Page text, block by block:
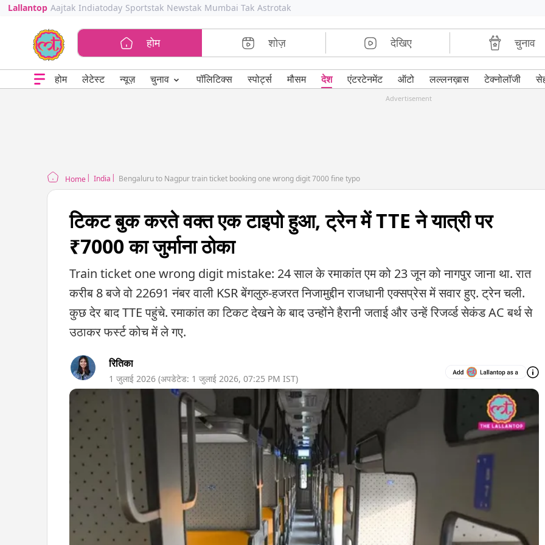
Lallantop Aajtak Indiatoday Sportstak Newstak Mumbai Tak Astrotak
होम शोज़ देखिए चुनाव
होम लेटेस्ट न्यूज़ चुनाव ⌄ पॉलिटिक्स स्पोर्ट्स मौसम देश एंटरटेनमेंट ऑटो लल्लनख़ास टेक्नोलॉजी
Advertisement
Home India Bengaluru to Nagpur train ticket booking one wrong digit 7000 fine typo
टिकट बुक करते वक्त एक टाइपो हुआ, ट्रेन में TTE ने यात्री पर
₹7000 का जुर्माना ठोका
Train ticket one wrong digit mistake: 24 साल के रमाकांत एम को 23 जून को नागपुर जाना था. रात
करीब 8 बजे वो 22691 नंबर वाली KSR बेंगलुरु-हजरत निजामुद्दीन राजधानी एक्सप्रेस में सवार हुए. ट्रेन चली.
कुछ देर बाद TTE पहुंचे. रमाकांत का टिकट देखने के बाद उन्होंने हैरानी जताई और उन्हें रिजर्व्ड सेकंड AC बर्थ से
उठाकर फर्स्ट कोच में ले गए.
रितिका
1 जुलाई 2026 (अपडेटेड: 1 जुलाई 2026, 07:25 PM IST)